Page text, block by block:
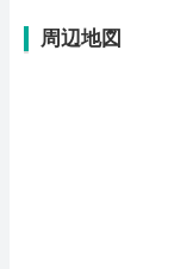
周辺地図